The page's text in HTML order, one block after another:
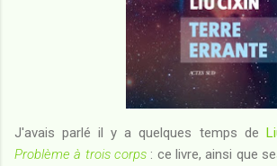
J'avais parlé il y a quelques temps de
Problème à trois corps : ce livre, ainsi que